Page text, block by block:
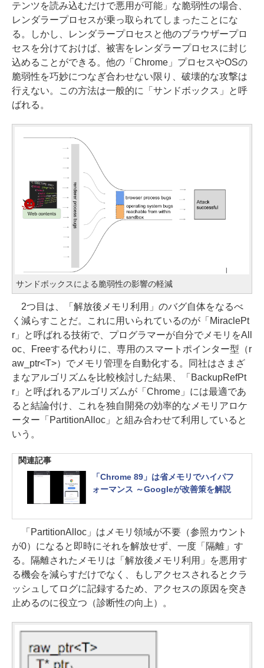
テンツを読み込むだけで悪用が可能」な脆弱性の場合、
レンダラープロセスが乗っ取られてしまったことにな
る。しかし、レンダラープロセスと他のブラウザープロ
セスを分けておけば、被害をレンダラープロセスに封じ
込めることができる。他の「Chrome」プロセスやOSの
脆弱性を巧妙につなぎ合わせない限り、破壊的な攻撃は
行えない。この方法は一般的に「サンドボックス」と呼
ばれる。
サンドボックスによる脆弱性の影響の軽減
2つ目は、「解放後メモリ利用」のバグ自体をなるべ
く減らすことだ。これに用いられているのが「MiraclePt
r」と呼ばれる技術で、プログラマーが自分でメモリをAll
oc、Freeする代わりに、専用のスマートポインター型（r
aw_ptr<T>）でメモリ管理を自動化する。同社はさまざ
まなアルゴリズムを比較検討した結果、「BackupRefPt
r」と呼ばれるアルゴリズムが「Chrome」には最適であ
ると結論付け、これを独自開発の効率的なメモリアロケ
ーター「PartitionAlloc」と組み合わせて利用していると
いう。
関連記事
「Chrome 89」は省メモリでハイパフ
ォーマンス ～Googleが改善策を解説
「PartitionAlloc」はメモリ領域が不要（参照カウント
が0）になると即時にそれを解放せず、一度「隔離」す
る。隔離されたメモリは「解放後メモリ利用」を悪用す
る機会を減らすだけでなく、もしアクセスされるとクラ
ッシュしてログに記録するため、アクセスの原因を突き
止めるのに役立つ（診断性の向上）。